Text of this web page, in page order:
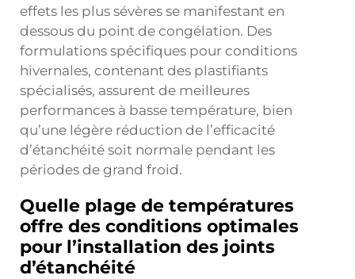
effets les plus sévères se manifestant en
dessous du point de congélation. Des
formulations spécifiques pour conditions
hivernales, contenant des plastifiants
spécialisés, assurent de meilleures
performances à basse température, bien
qu’une légère réduction de l’efficacité
d’étanchéité soit normale pendant les
périodes de grand froid.
Quelle plage de températures
offre des conditions optimales
pour l’installation des joints
d’étanchéité